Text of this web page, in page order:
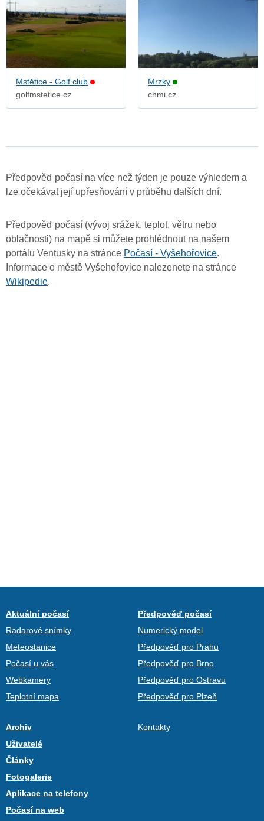
Mstětice - Golf club
golfmstetice.cz
Mrzky
chmi.cz
Předpověď počasí na více než týden je pouze výhledem a
lze očekávat její upřesňování v průběhu dalších dní.
Předpověď počasí (vývoj srážek, teplot, větru nebo
oblačnosti) na mapě si můžete prohlédnout na našem
portálu Ventusky na stránce Počasí - Vyšehořovice.
Informace o městě Vyšehořovice nalezenete na stránce
Wikipedie.
Aktuální počasí
Radarové snímky
Meteostanice
Počasí u vás
Webkamery
Teplotní mapa
Předpověď počasí
Numerický model
Předpověď pro Prahu
Předpověď pro Brno
Předpověď pro Ostravu
Předpověď pro Plzeň
Archiv
Uživatelé
Články
Fotogalerie
Aplikace na telefony
Počasí na web
Kontakty